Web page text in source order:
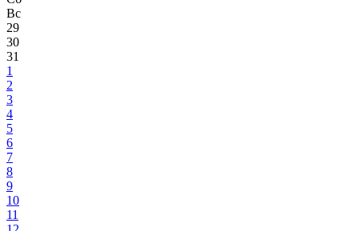
Вс
29
30
31
1
2
3
4
5
6
7
8
9
10
11